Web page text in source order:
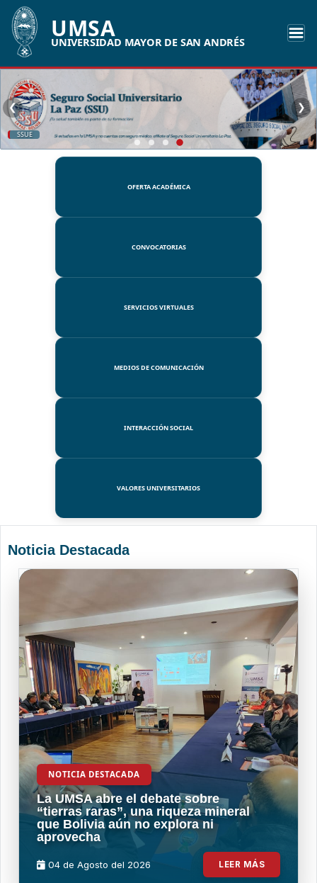
UMSA
UNIVERSIDAD MAYOR DE SAN ANDRÉS
SSUE
❮ ❯
OFERTA ACADÉMICA
CONVOCATORIAS
SERVICIOS VIRTUALES
MEDIOS DE COMUNICACIÓN
INTERACCIÓN SOCIAL
VALORES UNIVERSITARIOS
Noticia Destacada
NOTICIA DESTACADA
La UMSA abre el debate sobre
“tierras raras”, una riqueza mineral
que Bolivia aún no explora ni
aprovecha
04 de Agosto del 2026 LEER MÁS